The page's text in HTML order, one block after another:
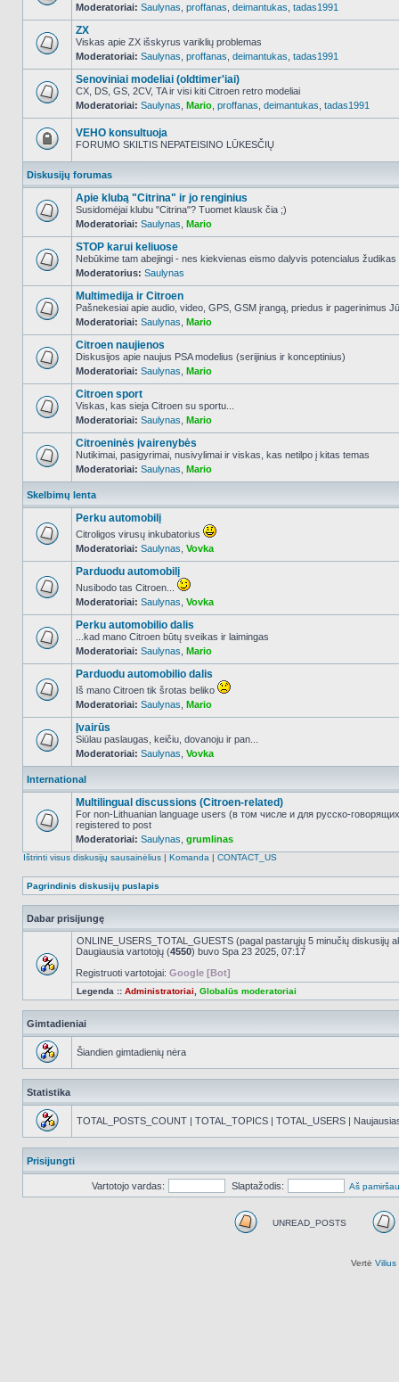
NO_UNREAD_POSTS
Moderatoriai: Saulynas proffanas deimantukas tadas1991
NO_UNREAD_POSTS
ZX
Viskas apie ZX išskyrus variklių problemas
Moderatoriai: Saulynas proffanas deimantukas tadas1991
NO_UNREAD_POSTS
Senoviniai modeliai (oldtimer'iai)
CX, DS, GS, 2CV, TA ir visi kiti Citroen retro modeliai
Moderatoriai: Saulynas Mario proffanas deimantukas tadas1991
užrakintas
VEHO konsultuoja
FORUMO SKILTIS NEPATEISINO LŪKESČIŲ
Diskusijų forumas
NO_UNREAD_POSTS
Apie klubą "Citrina" ir jo renginius
Susidomėjai klubu "Citrina"? Tuomet klausk čia ;)
Moderatoriai: Saulynas Mario
NO_UNREAD_POSTS
STOP karui keliuose
Nebūkime tam abejingi - nes kiekvienas eismo dalyvis potencialus žudikas
Moderatorius: Saulynas
NO_UNREAD_POSTS
Multimedija ir Citroen
Pašnekesiai apie audio, video, GPS, GSM įrangą, priedus ir pagerinimus
Moderatoriai: Saulynas Mario
NO_UNREAD_POSTS
Citroen naujienos
Diskusijos apie naujus PSA modelius (serijinius ir konceptinius)
Moderatoriai: Saulynas Mario
NO_UNREAD_POSTS
Citroen sport
Viskas, kas sieja Citroen su sportu...
Moderatoriai: Saulynas Mario
NO_UNREAD_POSTS
Citroeninės įvairenybės
Nutikimai, pasigyrimai, nusivylimai ir viskas, kas netilpo į kitas temas
Moderatoriai: Saulynas Mario
Skelbimų lenta
NO_UNREAD_POSTS
Perku automobilį
Citroligos virusų inkubatorius
Moderatoriai: Saulynas Vovka
NO_UNREAD_POSTS
Parduodu automobilį
Nusibodo tas Citroen...
Moderatoriai: Saulynas Vovka
NO_UNREAD_POSTS
Perku automobilio dalis
...kad mano Citroen būtų sveikas ir laimingas
Moderatoriai: Saulynas Mario
NO_UNREAD_POSTS
Parduodu automobilio dalis
Iš mano Citroen tik šrotas beliko
Moderatoriai: Saulynas Mario
NO_UNREAD_POSTS
Įvairūs
Siūlau paslaugas, keičiu, dovanoju ir pan...
Moderatoriai: Saulynas Vovka
International
NO_UNREAD_POSTS
Multilingual discussions (Citroen-related)
For non-Lithuanian language users (в том числе и для русско-
registered to post
Moderatoriai: Saulynas grumlinas
Ištrinti visus diskusijų sausainėlius | Komanda | CONTACT_US
Pagrindinis diskusijų puslapis
Dabar prisijungę
ONLINE_USERS_TOTAL_GUESTS (pagal pastarųjų 5 minučių diskusijų
Daugiausia vartotojų (4550) buvo Spa 23 2025, 07:17
Registruoti vartotojai: Google [Bot]
Legenda :: Administratoriai Globalūs moderatoriai
Gimtadieniai
Šiandien gimtadienių nėra
Statistika
TOTAL_POSTS_COUNT | TOTAL_TOPICS | TOTAL_USERS |
Prisijungti
Vartotojo vardas: Slaptažodis: Aš
UNREAD_POSTS
Vertė Vilius